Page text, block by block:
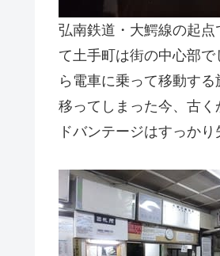
弘南鉄道・大鰐線の起
て土手町は街の中心部
ら電車に乗って移動す
移ってしまった今、古
ドバンテージはすっかり